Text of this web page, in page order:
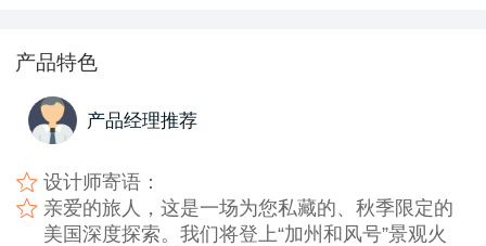
产品特色
产品经理推荐
设计师寄语：
亲爱的旅人，这是一场为您私藏的、秋季限定的
美国深度探索。我们将登上“加州和风号”景观火